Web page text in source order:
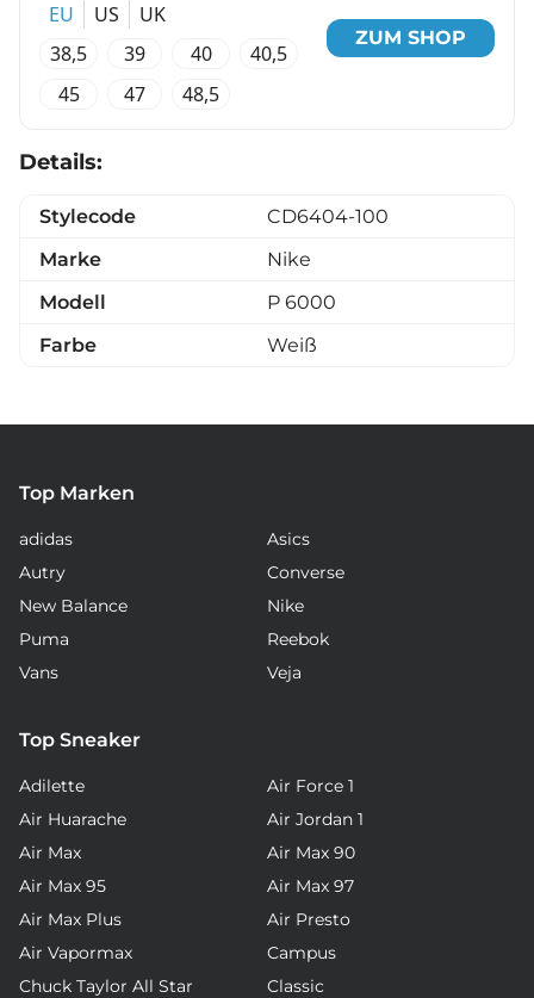
EU US
UK
38,5
39 40
40,5
45
47 48,5
ZUM SHOP
Details:
Stylecode
CD6404-100
Marke
Nike
Modell
P 6000
Farbe
Weiß
Top Marken
adidas
Asics
Autry
Converse
New Balance
Nike
Puma
Reebok
Vans
Veja
Top Sneaker
Adilette
Air Force 1
Air Huarache
Air Jordan 1
Air Max
Air Max 90
Air Max 95
Air Max 97
Air Max Plus
Air Presto
Air Vapormax
Campus
Chuck Taylor All Star
Classic